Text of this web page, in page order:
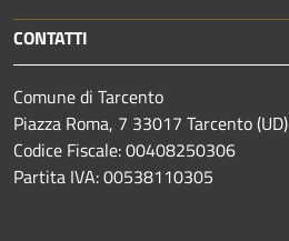
CONTATTI
Comune di Tarcento
Piazza Roma, 7 33017 Tarcento (UD)
Codice Fiscale: 00408250306
Partita IVA: 00538110305